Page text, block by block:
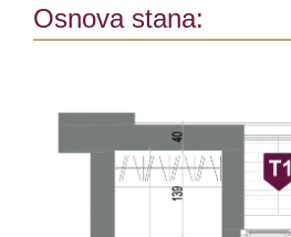
Osnova stana: